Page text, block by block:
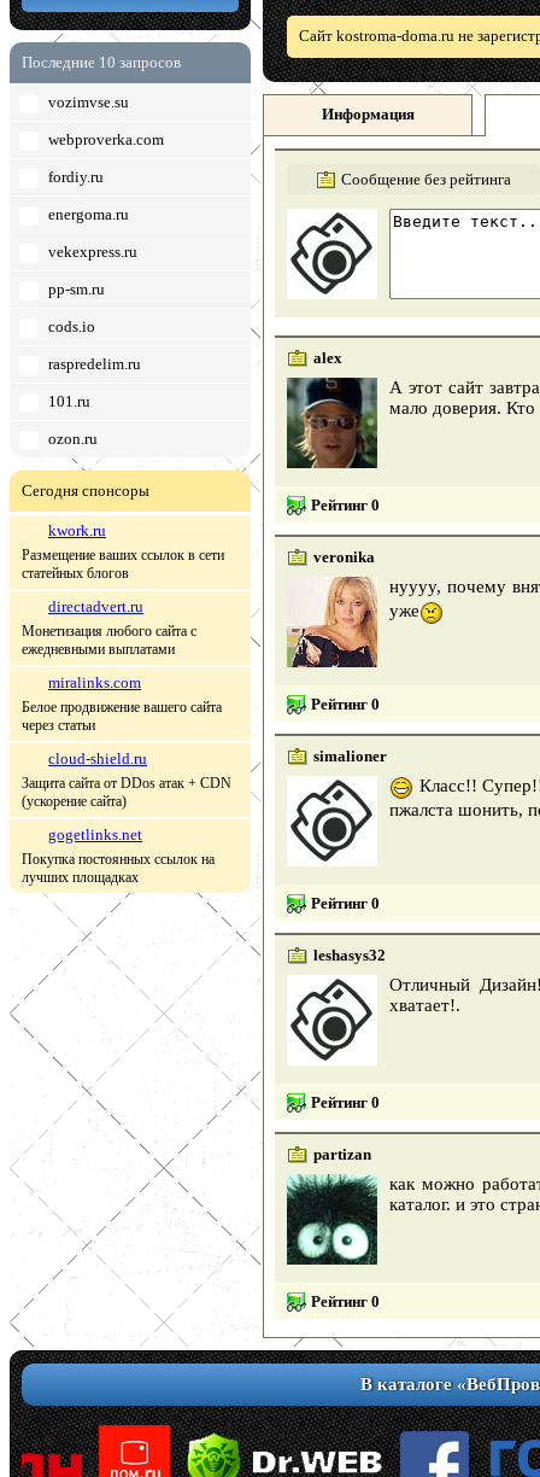
Последние 10 запросов
vozimvse.su
webproverka.com
fordiy.ru
energoma.ru
vekexpress.ru
pp-sm.ru
cods.io
raspredelim.ru
101.ru
ozon.ru
Сегодня спонсоры
kwork.ru
Размещение ваших ссылок в сети
статейных блогов
directadvert.ru
Монетизация любого сайта с
ежедневными выплатами
miralinks.com
Белое продвижение вашего сайта
через статьи
cloud-shield.ru
Защита сайта от DDos атак + CDN
(ускорение сайта)
gogetlinks.net
Покупка постоянных ссылок на
лучших площадках
Сайт kostroma-doma.ru не
Информация
Сообщение без рейтинга
alex
А этот сайт
мало доверия.
Рейтинг 0
veronika
нуууу, почему
уже
Рейтинг 0
simalioner
Класс!!
пжалста шонить,
Рейтинг 0
leshasys32
Отличный
хватает!.
Рейтинг 0
partizan
как можно
каталог. и это
Рейтинг 0
В каталоге